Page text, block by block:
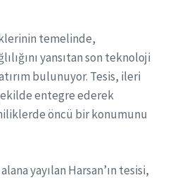
temelinde,
yansıtan son teknoloji
bulunuyor. Tesis, ileri
entegre ederek
öncü bir konumunu
yayılan Harsan’ın tesisi,